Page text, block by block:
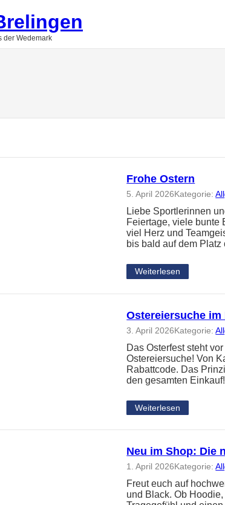
der Wedemark
Frohe Ostern
5. April 2026Kategorie:
Liebe Sportlerinnen
Feiertage, viele bunte
viel Herz und
bis bald auf dem
Weiterlesen
Ostereiersuche
3. April 2026Kategorie:
Das Osterfest steht
Ostereiersuche! Von
Rabattcode. Das
den gesamten
Weiterlesen
Neu im Shop: Die
1. April 2026Kategorie:
Freut euch auf
und Black. Ob